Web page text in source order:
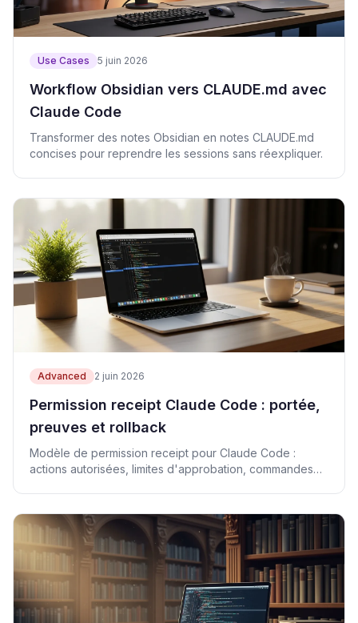
Use Cases 5 juin 2026
Workflow Obsidian vers CLAUDE.md avec
Claude Code
Transformer des notes Obsidian en notes CLAUDE.md
concises pour reprendre les sessions sans réexpliquer.
Advanced 2 juin 2026
Permission receipt Claude Code : portée,
preuves et rollback
Modèle de permission receipt pour Claude Code :
actions autorisées, limites d'approbation, commandes